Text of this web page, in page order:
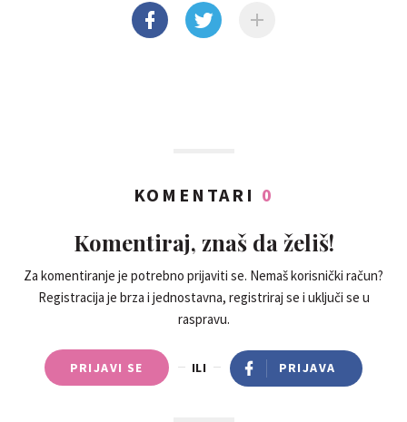
KOMENTARI 0
Komentiraj, znaš da želiš!
Za komentiranje je potrebno prijaviti se. Nemaš korisnički račun?
Registracija je brza i jednostavna, registriraj se i uključi se u
raspravu.
PRIJAVI SE ILI PRIJAVA